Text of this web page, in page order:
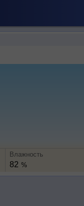
Влажность
82 %